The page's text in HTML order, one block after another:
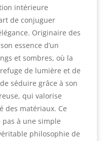
intérieure
de conjuguer
Originaire des
essence d’un
et sombres, où la
de lumière et de
séduire grâce à son
qui valorise
des matériaux. Ce
à une simple
philosophie de